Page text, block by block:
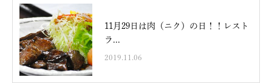
11月29日は肉（ニク）の日！！レスト
ラ...
2019.11.06